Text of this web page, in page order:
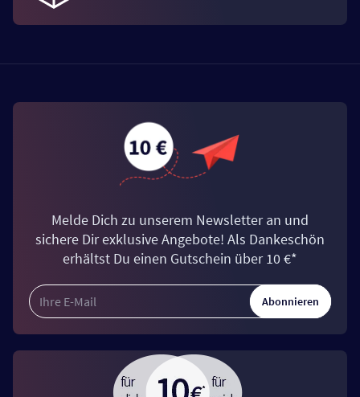
Melde Dich zu unserem Newsletter an und
sichere Dir exklusive Angebote! Als Dankeschön
erhältst Du einen Gutschein über 10 €*
Abonnieren